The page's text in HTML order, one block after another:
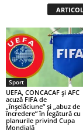
Sport
UEFA, CONCACAF şi AFC
acuză FIFA de
„înşelăciune” şi „abuz de
încredere” în legătură cu
planurile privind Cupa
Mondială